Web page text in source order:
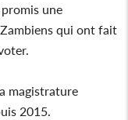
une
qui ont fait
magistrature
2015.